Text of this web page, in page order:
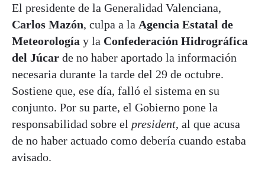
El presidente de la Generalidad Valenciana,
Carlos Mazón, culpa a la Agencia Estatal de
Meteorología y la Confederación Hidrográfica
del Júcar de no haber aportado la información
necesaria durante la tarde del 29 de octubre.
Sostiene que, ese día, falló el sistema en su
conjunto. Por su parte, el Gobierno pone la
responsabilidad sobre el president, al que acusa
de no haber actuado como debería cuando estaba
avisado.